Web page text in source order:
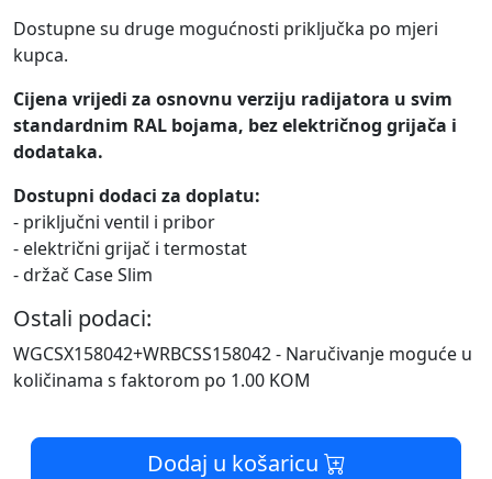
Dostupne su druge mogućnosti priključka po mjeri
kupca.
Cijena vrijedi za osnovnu verziju radijatora u svim
standardnim RAL bojama, bez električnog grijača i
dodataka.
Dostupni dodaci za doplatu:
- priključni ventil i pribor
- električni grijač i termostat
- držač Case Slim
Ostali podaci:
WGCSX158042+WRBCSS158042 - Naručivanje moguće u
količinama s faktorom po 1.00 KOM
Dodaj u košaricu